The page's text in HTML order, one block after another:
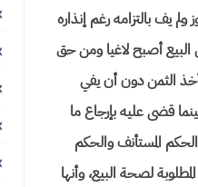
آخر يوليوز ولم يف بالتزامه رغم إنذاره
على البيع أصبح لاغيا ومن حق
الثمن دون أن يفي
قضى عليه بإرجاع ما
المستأنف والحكم
لصحة البيع، وأنها